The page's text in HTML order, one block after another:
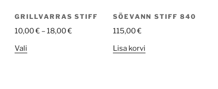
product
page
GRILLVARRAS STIFF
10,00€ –18,00€
Vali
SÖEVANN STIFF 840
115,00€
Lisa korvi